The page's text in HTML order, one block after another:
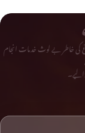
کی خاطر بے لوث خدمات انجام